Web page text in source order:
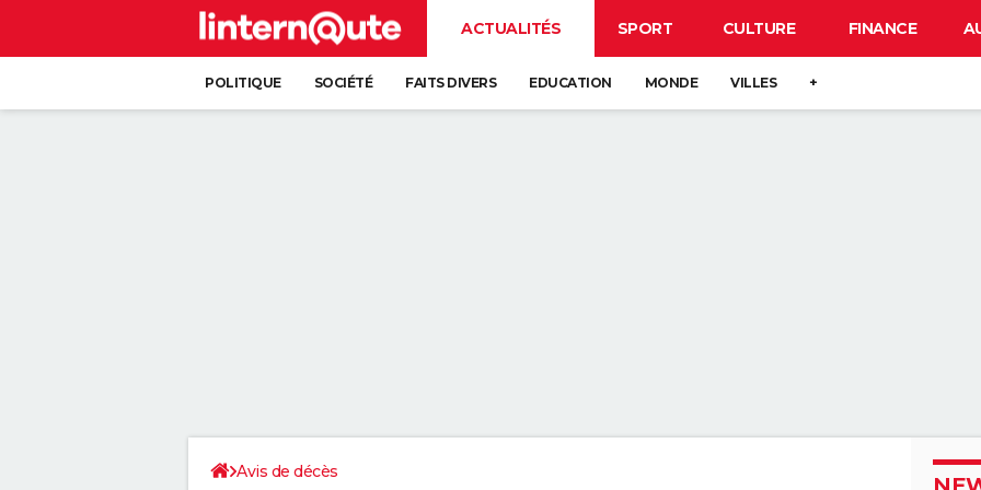
ACTUALITÉS SPORT CULTURE FINANCE
POLITIQUE SOCIÉTÉ FAITS DIVERS EDUCATION MONDE VILLES +
Avis de décès